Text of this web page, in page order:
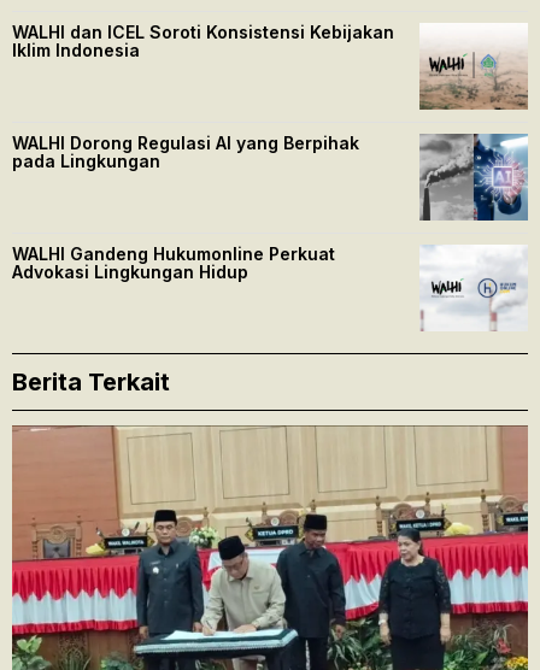
WALHI dan ICEL Soroti Konsistensi Kebijakan
Iklim Indonesia
WALHI Dorong Regulasi AI yang Berpihak
pada Lingkungan
WALHI Gandeng Hukumonline Perkuat
Advokasi Lingkungan Hidup
Berita Terkait